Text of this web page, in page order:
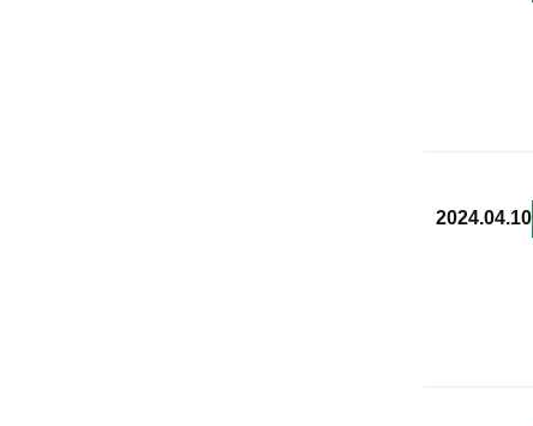
2024.04.10